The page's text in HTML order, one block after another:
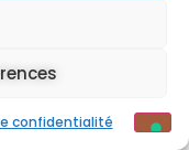
confidentialité